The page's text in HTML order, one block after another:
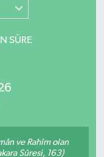
SÜRE
ve Rahîm olan
Sûresi, 163)